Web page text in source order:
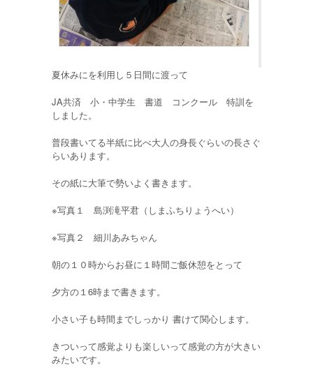
夏休みにを利用し５日間に渡って
JA共済 小・中学生 書道 コンクール 特訓を
しました。
普段書いてる半紙に比べ大人の身長ぐらいの長さぐ
らいあります。
その紙に大筆で勢いよく書きます。
※写真１ 島渕滝平君（しまふちりょうへい）
※写真２ 細川あみちゃん
朝の１０時からお昼に１時間ご飯休憩をとって
夕方の１6時まで書きます。
小さい子も時間までしっかり 書けて関心します。
きついって感覚よりも楽しいって感覚の方が大きい
みたいです。